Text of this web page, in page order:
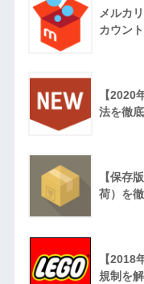
メルカ
カウン
【2020
法を徹
【保存
荷）を
【2018
規制を